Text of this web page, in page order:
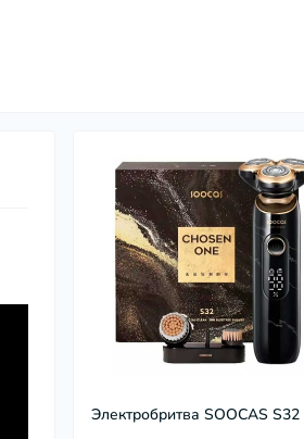
Электробритва SOOCAS S32